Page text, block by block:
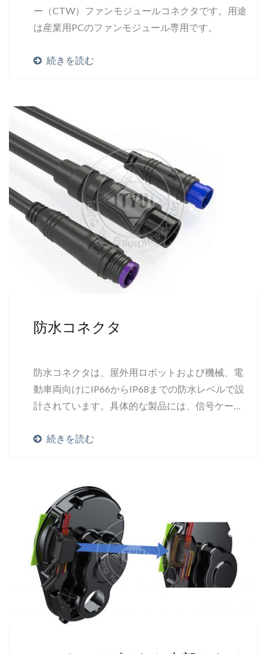
ー（CTW）ファンモジュールコネクタです。用途
は産業用PCのファンモジュール専用です。
続きを読む
防水コネクタ
防水コネクタは、屋外用ロボットおよび機械、電
動車両向けにIP66からIP68までの防水レベルで設
計されています。具体的な製品には、信号ケーブ
ブル、バッテリーコネクタおよびケーブル、モー
続きを読む